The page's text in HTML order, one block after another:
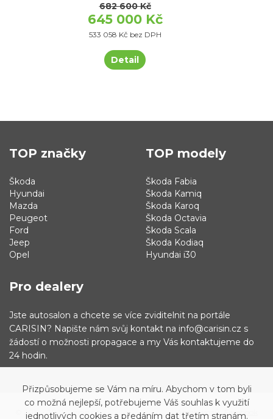
682 600 Kč
645 000 Kč
533 058 Kč bez DPH
Detail
TOP značky
Škoda
Hyundai
Mazda
Peugeot
Ford
Jeep
Opel
TOP modely
Škoda Fabia
Škoda Kamiq
Škoda Karoq
Škoda Octavia
Škoda Scala
Škoda Kodiaq
Hyundai i30
Pro dealery
Jste autosalon a chcete se více zviditelnit na portále
CARISIN? Napište nám svůj kontakt na info@carisin.cz s
žádostí o možnosti propagace a my Vás kontaktujeme do
24 hodin.
© 2019 - 2021 Carisin.cz Archiv vozů Facebook
Přizpůsobujeme se Vám na míru. Abychom v tom byli
co možná nejlepší, potřebujeme Váš souhlas k využití
jednotlivých cookies a předáním dat třetím stranám.